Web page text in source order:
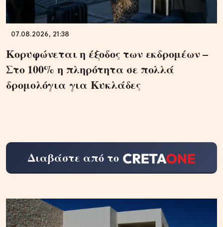
07.08.2026, 21:38
Κορυφώνεται η έξοδος των εκδρομέων –
Στο 100% η πληρότητα σε πολλά
δρομολόγια για Κυκλάδες
Διαβάστε από το